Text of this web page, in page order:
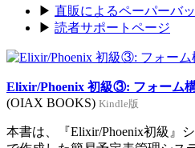
▶ 直販によるペーパーバ
▶ 読者サポートページ
Elixir/Phoenix 初級③: フォーム
(OIAX BOOKS) Kindle版
本書は、『Elixir/Phoenix初級』